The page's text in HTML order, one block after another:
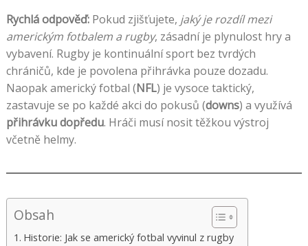
Rychlá odpověď:Pokud zjišťujete, jaký je rozdíl mezi
americkým fotbalem a rugby, zásadní je plynulost hry a
vybavení. Rugby je kontinuální sport bez tvrdých
chráničů, kde je povolena přihrávka pouze dozadu.
Naopak americký fotbal (NFL) je vysoce taktický,
zastavuje se po každé akci do pokusů (downs) a využívá
přihrávku dopředu. Hráči musí nosit těžkou výstroj
včetně helmy.
Obsah
Historie: Jak se americký fotbal vyvinul z rugby